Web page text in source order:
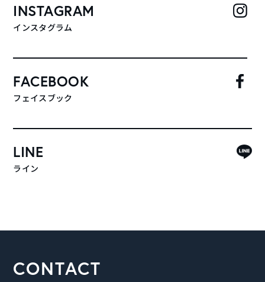
INSTAGRAM
インスタグラム
FACEBOOK
フェイスブック
LINE
ライン
CONTACT